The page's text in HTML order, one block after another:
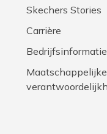
Skechers Stories
Carrière
Bedrijfsinformatie
Maatschappelijke